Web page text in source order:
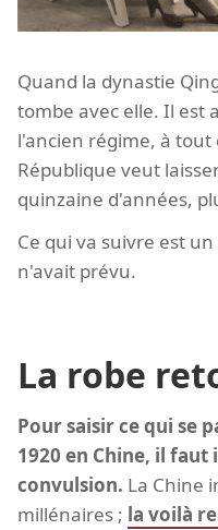
Quand la dynastie
tombe avec elle. Il est
l'ancien régime, à tout
République veut
quinzaine d'années,
Ce qui va suivre est
n'avait prévu.
La robe
Pour saisir ce qui se
1920 en Chine, il
convulsion. La Chine
millénaires ; la voilà